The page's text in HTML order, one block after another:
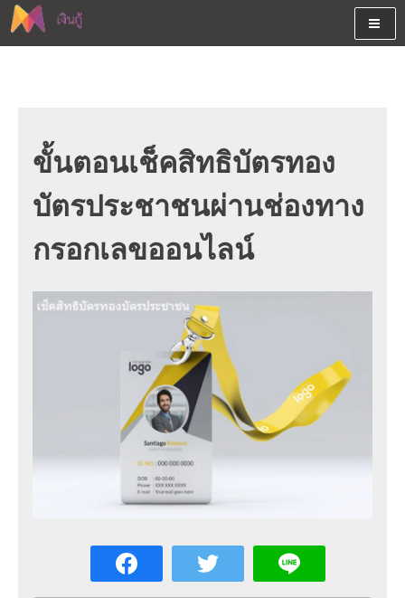
Skip
to
เงินสด และมีรีไฟแนนซ์ด้วย
ขั้นตอนเช็คสิทธิบัตรทอง
บัตรประชาชนผ่านช่องทาง
กรอกเลขออนไลน์